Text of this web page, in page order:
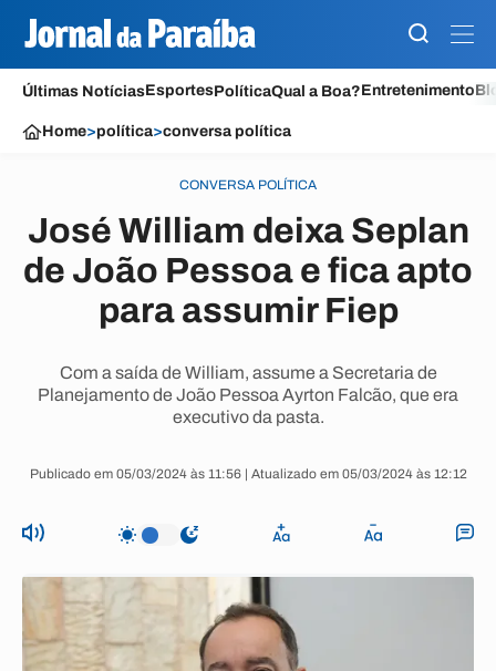
Últimas NotíciasEsportesPolíticaQual a Boa?Entretenimento
Home>política>conversa política
CONVERSA POLÍTICA
José William deixa Seplan
de João Pessoa e fica apto
para assumir Fiep
Com a saída de William, assume a Secretaria de
Planejamento de João Pessoa Ayrton Falcão, que era
executivo da pasta.
Publicado em 05/03/2024 às 11:56 | Atualizado em 05/03/2024 às 12:12